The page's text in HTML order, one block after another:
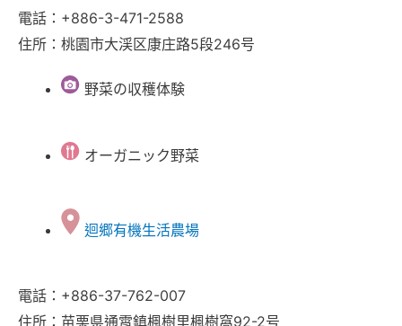
電話：+886-3-471-2588
住所：桃園市大渓区康庄路5段246号
野菜の収穫体験
オーガニック野菜
迴郷有機生活農場
電話：+886-37-762-007
住所：苗栗県通霄鎮楓樹里楓樹窩92-2号